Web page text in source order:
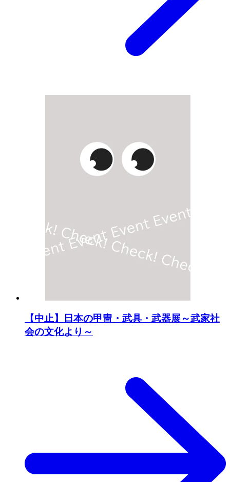
【中止】日本の甲冑・武具・武器展～武家社
会の文化より～